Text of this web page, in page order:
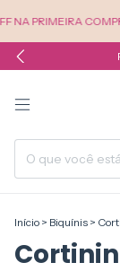
COMPRA
Início > Biquínis >